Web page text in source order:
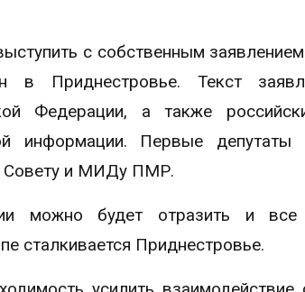
с собственным
в Приднестровье. Текст
Федерации, а также
информации. Первые депутаты
Совету и МИДу ПМР.
можно будет отразить и все
сталкивается Приднестровье.